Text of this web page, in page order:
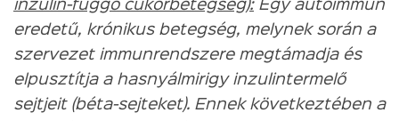
inzulin-függő cukorbetegség):Egy autoimmun
eredetű, krónikus betegség, melynek során a
szervezet immunrendszere megtámadja és
elpusztítja a hasnyálmirigy inzulintermelő
sejtjeit (béta-sejteket). Ennek következtében a